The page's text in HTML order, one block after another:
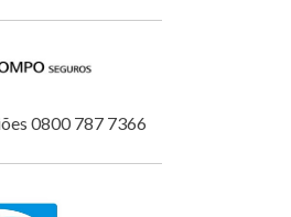
0800 787 7366